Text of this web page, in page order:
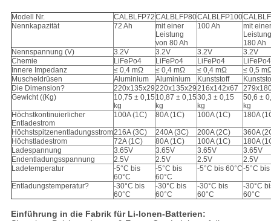
Modell Nr. CALBLFP72CALBLFP80CALBLFP100
Nennkapazität
72 Ah
mit einer
Leistung
von 80 Ah
100 Ah
mit einer
180 Ah
Nennspannung (V)
3.2V 3.2V 3.2V
3.2V
Chemie
LiFePo4 LiFePo4 LiFePo4
LiFePo4
Innere Impedanz
≤ 0,4 mΩ ≤ 0,4 mΩ ≤ 0,4 mΩ
≤ 0,5
Muscheldrüsen
Aluminium Aluminium Kunststoff
Die Dimension?
220x135x29220x135x29216x142x67
Gewicht ((Kg)
10,75 ± 0,15
kg
10,87 ± 0,15
kg
30,3 ± 0,15
kg
50,6 ±
kg
Höchstkontinuierlicher
Entladestrom
100A (1C) 80A (1C) 100A (1C) 180A
Höchstspitzenentladungsstrom216A (3C) 240A (3C) 200A (2C)
360A
Höchstladestrom
72A (1C) 80A (1C) 100A (1C)
180A
Ladespannung
3.65V 3.65V 3.65V
3.65V
Endentladungsspannung
2.5V 2.5V 2.5V
2.5V
Ladetemperatur
-5°C bis
60°C
-5°C bis
60°C
-5°C bis 60°C-5°C
Entladungstemperatur?
-30°C bis
60°C
-30°C bis
60°C
-30°C bis
60°C
-30°C
60°C
Einführung in die Fabrik für Li-Ionen-Batterien: